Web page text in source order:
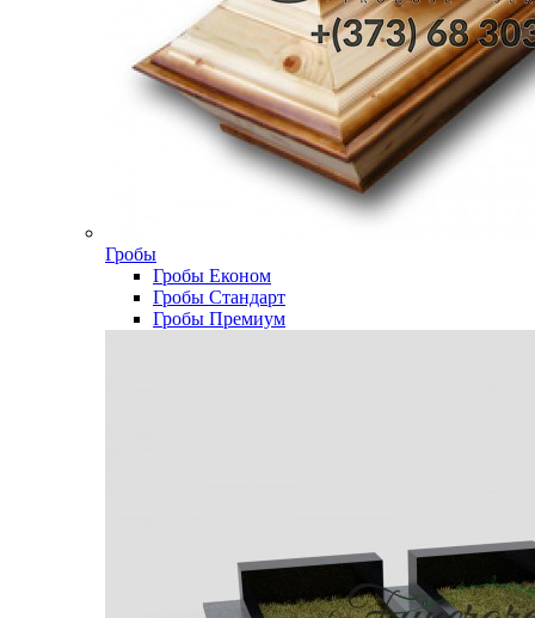
Гробы
Гробы Економ
Гробы Стандарт
Гробы Премиум